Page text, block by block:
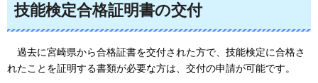
技能検定合格証明書の交付
過去に宮崎県から合格証書を交付された方で、技能検定に合格さ
れたことを証明する書類が必要な方は、交付の申請が可能です。